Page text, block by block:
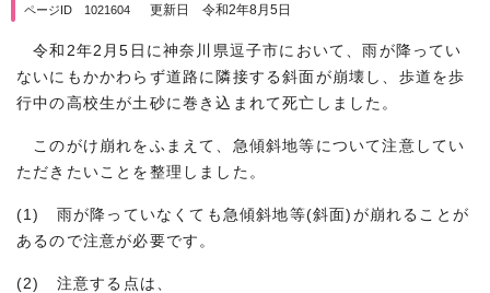
ページID 1021604 更新日 令和2年8月5日
令和2年2月5日に神奈川県逗子市において、雨が降ってい
ないにもかかわらず道路に隣接する斜面が崩壊し、歩道を歩
行中の高校生が土砂に巻き込まれて死亡しました。
このがけ崩れをふまえて、急傾斜地等について注意してい
ただきたいことを整理しました。
(1) 雨が降っていなくても急傾斜地等(斜面)が崩れることが
あるので注意が必要です。
(2) 注意する点は、